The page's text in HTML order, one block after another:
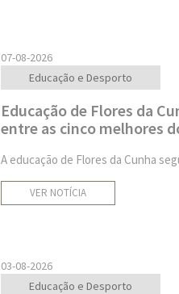
07-08-2026
Educação e Desporto
Educação de Flores da
entre as cinco melhores
A educação de Flores da Cunha
VER NOTÍCIA
03-08-2026
Educação e Desporto